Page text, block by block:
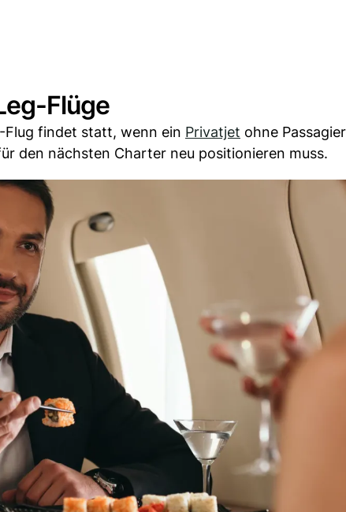
Flüge
Flug findet statt, wenn ein Privatjet ohne
den nächsten Charter neu positionieren muss.